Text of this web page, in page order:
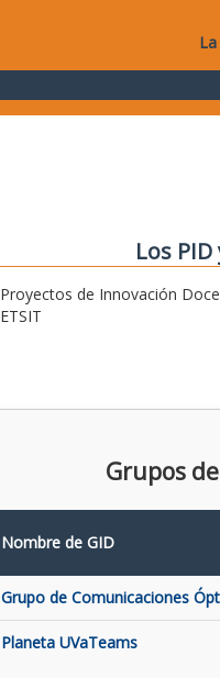
Los
Proyectos de Innovación
ETSIT
Grupos
Nombre de GID
Grupo de Comunicaciones
Planeta UVaTeams